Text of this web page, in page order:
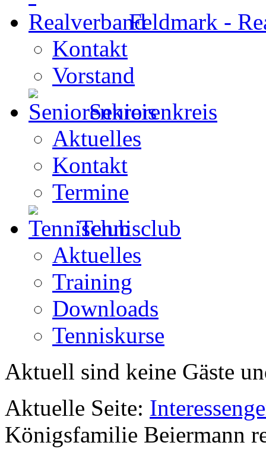
Feldmark -
Kontakt
Vorstand
Seniorenkreis
Aktuelles
Kontakt
Termine
Tennisclub
Aktuelles
Training
Downloads
Tenniskurse
Aktuell sind keine Gäste
Aktuelle Seite:
Königsfamilie Beiermann